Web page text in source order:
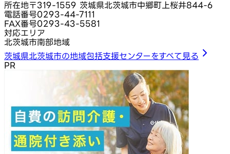
所在地〒319-1559 茨城県北茨城市中郷町上桜井844-6
電話番号0293-44-7111
FAX番号0293-43-5581
対応エリア
北茨城市南部地域
茨城県北茨城市の地域包括支援センターをすべて見る
PR